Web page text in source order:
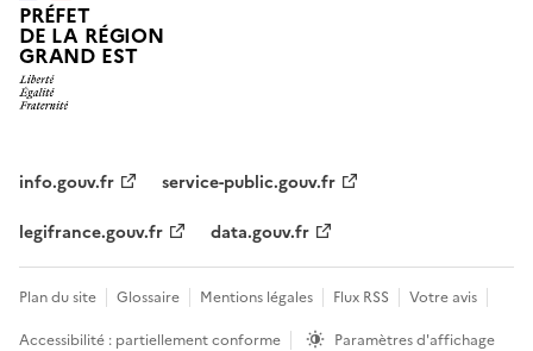
PRÉFET
DE LA RÉGION
GRAND EST
info.gouv.fr
service-public.gouv.fr
legifrance.gouv.fr
data.gouv.fr
Plan du site Glossaire Mentions légales Flux RSS
Votre avis
Accessibilité : partiellement conforme
Paramètres d'affichage